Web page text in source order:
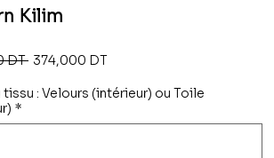
Kilim
DT Prix
374,000 DTPrix
tissu : Velours (intérieur) ou Toile
*